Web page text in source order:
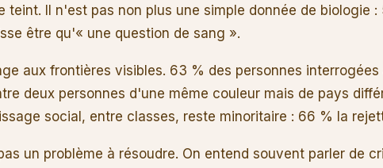
teint. Il n'est pas non plus une simple donnée de biologie :
être qu'« une question de sang ».
aux frontières visibles. 63 % des personnes
deux personnes d'une même couleur mais de pays
social, entre classes, reste minoritaire : 66 % la
un problème à résoudre. On entend souvent parler de